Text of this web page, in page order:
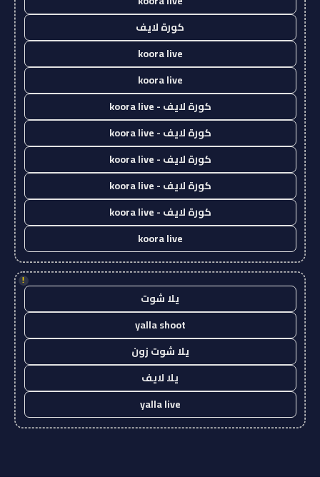
كورة لايف
koora live
koora live
كورة لايف - koora live
كورة لايف - koora live
كورة لايف - koora live
كورة لايف - koora live
كورة لايف - koora live
koora live
!
يلا شوت
yalla shoot
يلا شوت زون
يلا لايف
yalla live